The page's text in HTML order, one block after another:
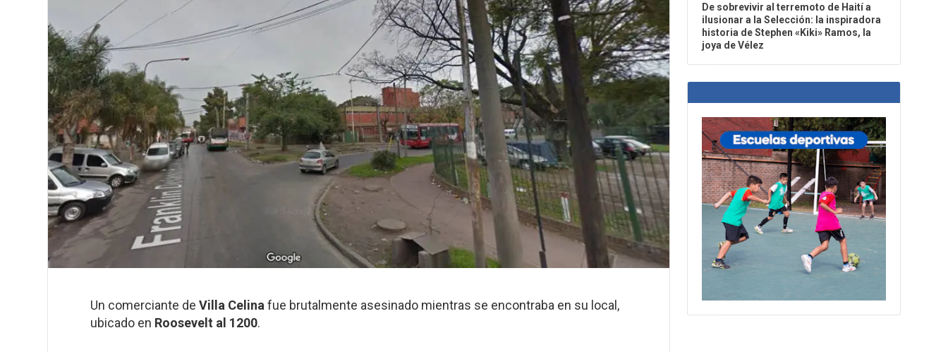
Un comerciante deVilla Celinafue brutalmente asesinado mientras se encontraba en su local,
ubicado en Roosevelt al 1200.
De sobrevivir al terremoto de Haití a
ilusionar a la Selección: la inspiradora
historia de Stephen «Kiki» Ramos, la
joya de Vélez